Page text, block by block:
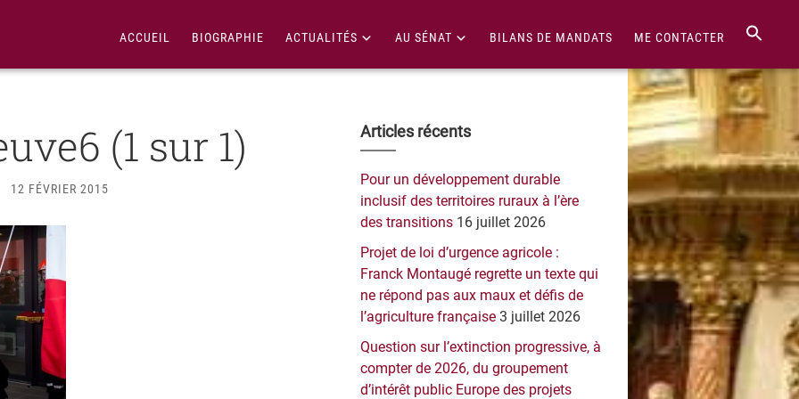
ACCUEIL BIOGRAPHIE ACTUALITÉS AU SÉNAT BILANS DE MANDATS ME CONTACTER
(1 sur 1)
12 FÉVRIER 2015
Barre
latérale
principale
Articles récents
Pour un développement durable
inclusif des territoires ruraux à l’ère
des transitions 16 juillet 2026
Projet de loi d’urgence agricole :
Franck Montaugé regrette un texte qui
ne répond pas aux maux et défis de
l’agriculture française 3 juillet 2026
Question sur l’extinction progressive, à
compter de 2026, du groupement
d’intérêt public Europe des projets